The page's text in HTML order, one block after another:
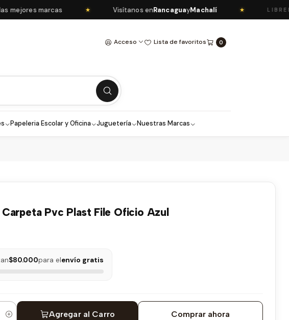
marcas Visítanos enRancaguayMachalí LIBRERÍA
Acceso Lista de favoritos 0
Papeleria Escolar y Oficina Juguetería Nuestras Marcas
Pvc Plast File Oficio Azul
$80.000para elenvío gratis
Agregar al Carro Comprar ahora